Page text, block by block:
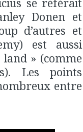
se référait
Donen et
d’autres et
est aussi
» (comme
Les points
entre